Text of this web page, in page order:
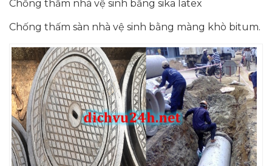
Chống thấm nhà vệ sinh bằng sika latex
Chống thấm sàn nhà vệ sinh bằng màng khò bitum.